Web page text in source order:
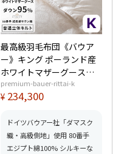
最高級羽毛布団《バウア
ー》キング ポーランド産
ホワイトマザーグースダ
ウン95% (440dp以上) 羽
毛量2.0kg 【6つ星プレミ
ッドふとんマーク取得】
premium-bauer-rittai-k
¥ 234,300
ドイツバウアー社「ダマスク
織・高級側地」使用 80番手
エジプト綿100% シルキーな